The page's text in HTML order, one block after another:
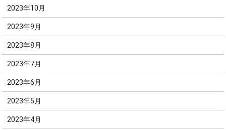
2023年10月
2023年9月
2023年8月
2023年7月
2023年6月
2023年5月
2023年4月